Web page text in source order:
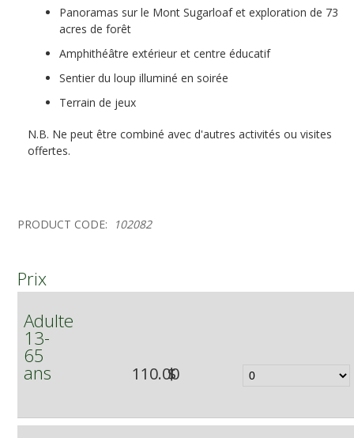
Panoramas sur le Mont Sugarloaf et exploration de 73
acres de forêt
Amphithéâtre extérieur et centre éducatif
Sentier du loup illuminé en soirée
Terrain de jeux
N.B. Ne peut être combiné avec d'autres activités ou visites
offertes.
PRODUCT CODE: 102082
Prix
Adulte
13-
65
ans 110.00
$